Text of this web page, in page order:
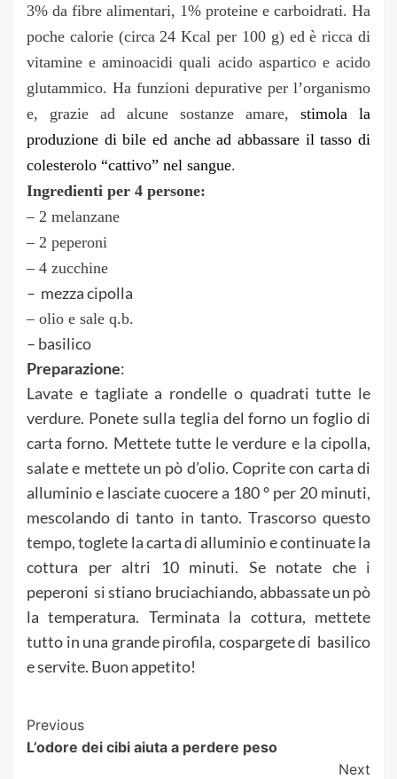
3% da fibre alimentari, 1% proteine e carboidrati. Ha
poche calorie (circa 24 Kcal per 100 g) ed è ricca di
vitamine e aminoacidi quali acido aspartico e acido
glutammico. Ha funzioni depurative per l’organismo
e, grazie ad alcune sostanze amare, stimola la
produzione di bile ed anche ad abbassare il tasso di
colesterolo “cattivo” nel sangue.
Ingredienti per 4 persone:
– 2 melanzane
– 2 peperoni
– 4 zucchine
– mezza cipolla
– olio e sale q.b.
– basilico
Preparazione:
Lavate e tagliate a rondelle o quadrati tutte le
verdure. Ponete sulla teglia del forno un foglio di
carta forno. Mettete tutte le verdure e la cipolla,
salate e mettete un pò d’olio. Coprite con carta di
alluminio e lasciate cuocere a 180 ° per 20 minuti,
mescolando di tanto in tanto. Trascorso questo
tempo, toglete la carta di alluminio e continuate la
cottura per altri 10 minuti. Se notate che i
peperoni si stiano bruciachiando, abbassate un pò
la temperatura. Terminata la cottura, mettete
tutto in una grande pirofila, cospargete di basilico
e servite. Buon appetito!
Post
Navigation
Previous
L’odore dei cibi aiuta a perdere peso
Next